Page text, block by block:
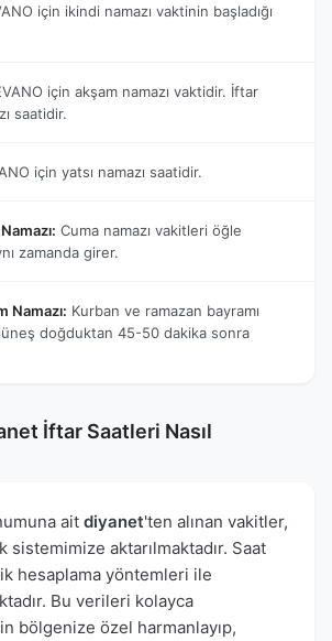
için ikindi namazı vaktinin başladığı
için akşam namazı vaktidir. İftar
saatidir.
için yatsı namazı saatidir.
Cuma namazı vakitleri öğle
zamanda girer.
Namazı: Kurban ve ramazan bayramı
doğduktan 45-50 dakika sonra
İftar Saatleri Nasıl
ait diyanet'ten alınan vakitler,
sistemimize aktarılmaktadır. Saat
hesaplama yöntemleri ile
Bu verileri kolayca
bölgenize özel harmanlayıp,